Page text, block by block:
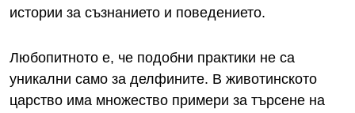
истории за съзнанието и поведението.
Любопитното е, че подобни практики не са
уникални само за делфините. В животинското
царство има множество примери за търсене на